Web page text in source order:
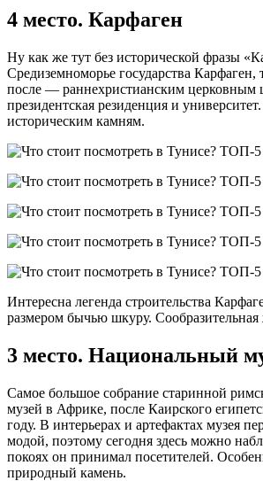
4 место. Карфаген
Ну как же тут без исторической фразы
Средиземноморье государства
после — раннехристианским церковным
президентская резиденция и
историческим камням.
Интересна легенда строительства
размером бычью шкуру.
3 место. Национальный
Самое большое собрание старинной
музей в Африке, после Каирского
году. В интерьерах и артефактах музея
модой, поэтому сегодня здесь можно
покоях он принимал посетителей.
природный камень.